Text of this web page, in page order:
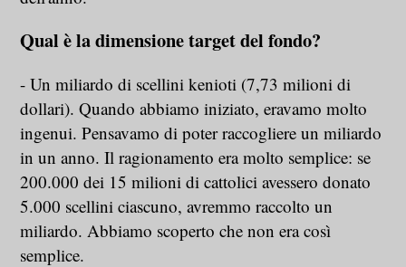
Qual è la dimensione target del fondo?
- Un miliardo di scellini kenioti (7,73 milioni di
dollari). Quando abbiamo iniziato, eravamo molto
ingenui. Pensavamo di poter raccogliere un miliardo
in un anno. Il ragionamento era molto semplice: se
200.000 dei 15 milioni di cattolici avessero donato
5.000 scellini ciascuno, avremmo raccolto un
miliardo. Abbiamo scoperto che non era così
semplice.